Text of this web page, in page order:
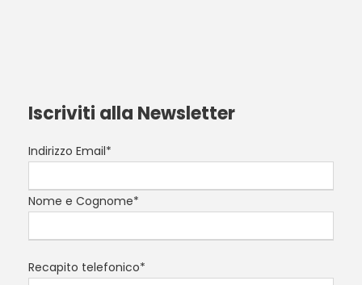
Iscriviti alla Newsletter
Indirizzo Email*
Nome e Cognome*
Recapito telefonico*